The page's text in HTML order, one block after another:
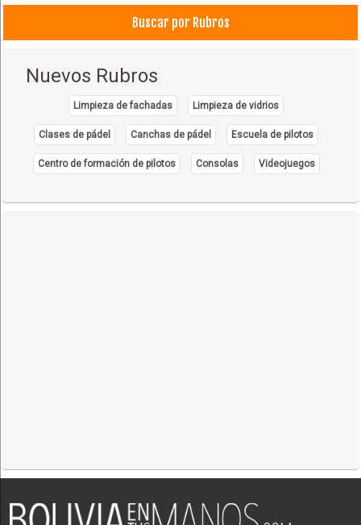
Trasplantes de Barba
Buscar por Rubros
Nuevos Rubros
Limpieza de fachadas Limpieza de vidrios
Clases de pádel Canchas de pádel Escuela de pilotos
Centro de formación de pilotos Consolas Videojuegos